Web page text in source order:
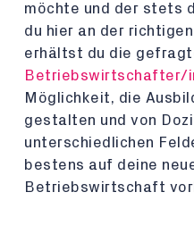
möchte und der stets
du hier an der
erhältst du die
Betriebswirtschafter/
Möglichkeit, die
gestalten und von
unterschiedlichen
bestens auf deine
Betriebswirtschaft